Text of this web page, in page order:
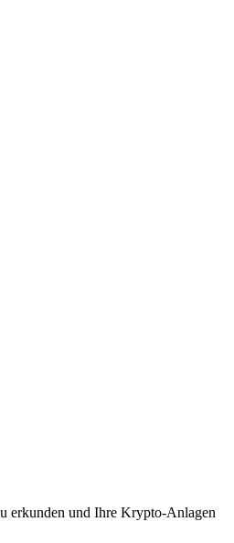
erkunden und Ihre Krypto-Anlagen